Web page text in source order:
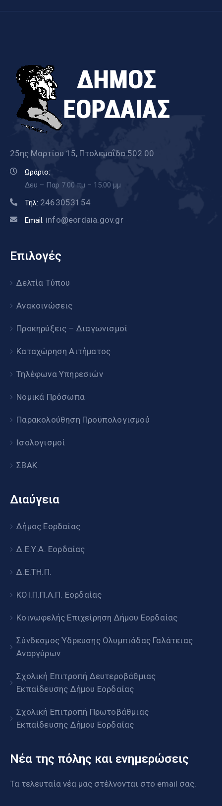
25ης Μαρτίου 15, Πτολεμαΐδα 502 00
Ωράριο:
Δευ – Παρ 7.00 πμ – 15.00 μμ
Τηλ: 2463053154
Email: info@eordaia.gov.gr
Επιλογές
Δελτία Τύπου
Ανακοινώσεις
Προκηρύξεις – Διαγωνισμοί
Καταχώρηση Αιτήματος
Τηλέφωνα Υπηρεσιών
Νομικά Πρόσωπα
Παρακολούθηση Προϋπολογισμού
Ισολογισμοί
ΣΒΑΚ
Διαύγεια
Δήμος Εορδαίας
Δ.Ε.Υ.Α. Εορδαίας
Δ.Ε.ΤΗ.Π.
ΚΟΙ.Π.Π.Α.Π. Εορδαίας
Κοινωφελής Επιχείρηση Δήμου Εορδαίας
Σύνδεσμος Ύδρευσης Ολυμπιάδας Γαλάτειας
Αναργύρων
Σχολική Επιτροπή Δευτεροβάθμιας
Εκπαίδευσης Δήμου Εορδαίας
Σχολική Επιτροπή Πρωτοβάθμιας
Εκπαίδευσης Δήμου Εορδαίας
Νέα της πόλης και ενημερώσεις
Τα τελευταία νέα μας στέλνονται στο email σας.